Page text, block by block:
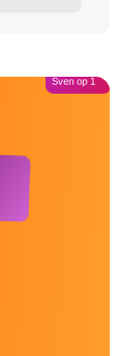
Sven op 1